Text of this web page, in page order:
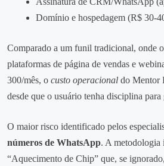
Domínio e hospedagem (R$
Comparado a um funil tradicional, onde
plataformas de página de vendas e
300/mês, o custo operacional do Mentor
desde que o usuário tenha disciplina
O maior risco identificado pelos
números de WhatsApp. A
“Aquecimento de Chip” que, se